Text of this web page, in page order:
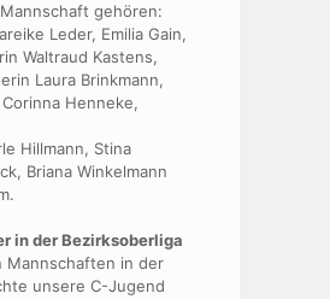
gehören:
Leder, Emilia Gain,
Waltraud Kastens,
Laura Brinkmann,
Henneke,
Hillmann, Stina
Briana Winkelmann
in der Bezirksoberliga
Mannschaften in der
unsere C-Jugend